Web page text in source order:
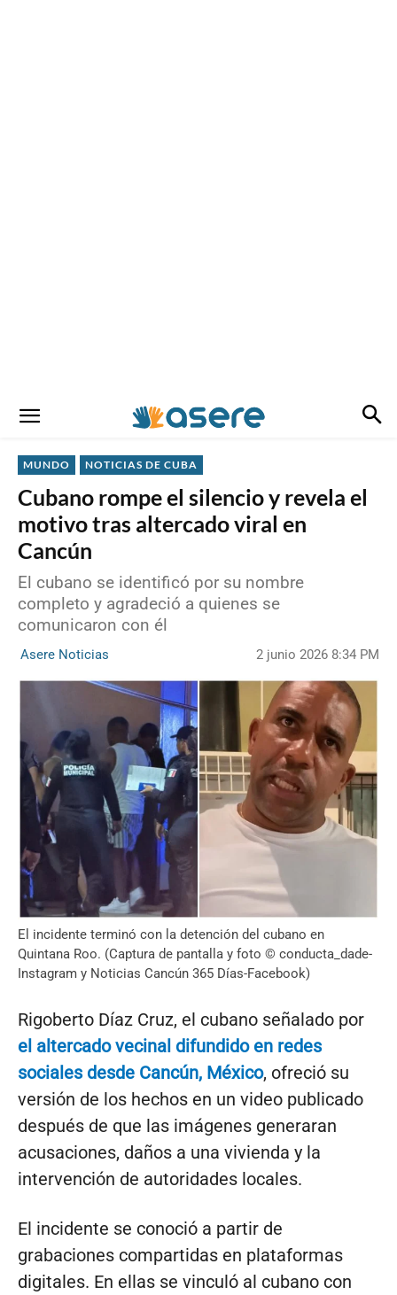
MUNDO NOTICIAS DE CUBA
Cubano rompe el silencio y revela el
motivo tras altercado viral en
Cancún
El cubano se identificó por su nombre
completo y agradeció a quienes se
comunicaron con él
Asere Noticias 2 junio 2026 8:34 PM
El incidente terminó con la detención del cubano en
Quintana Roo. (Captura de pantalla y foto © conducta_dade-
Instagram y Noticias Cancún 365 Días-Facebook)
Rigoberto Díaz Cruz, el cubano señalado por
el altercado vecinal difundido en redes
sociales desde Cancún, México, ofreció su
versión de los hechos en un video publicado
después de que las imágenes generaran
acusaciones, daños a una vivienda y la
intervención de autoridades locales.
El incidente se conoció a partir de
grabaciones compartidas en plataformas
digitales. En ellas se vinculó al cubano con